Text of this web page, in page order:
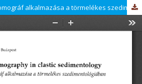
Röntgen komputer tomográf alkalmazása a törmelékes szedimentológiában